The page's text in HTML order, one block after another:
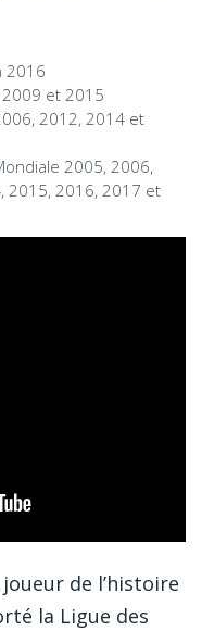
2016
et 2015
2012, 2014 et
2005, 2006,
2015, 2016, 2017 et
de l’histoire
la Ligue des